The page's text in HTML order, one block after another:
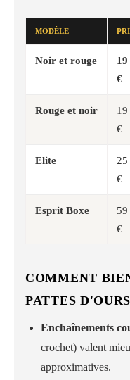
MODÈLE
Noir et rouge
19
€
Rouge et noir
19
€
Elite
25
€
Esprit Boxe
59
€
COMMENT
PATTES D'OURS
Enchaînements
crochet) valent
approximatives.